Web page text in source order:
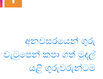
අනවසරයෙන් ගුරු
වැටුපෙන් කපා ගත් මුදල්
යළි ගුරුවරුන්ටම